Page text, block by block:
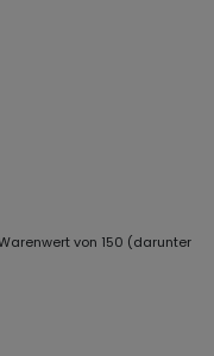
von 150 (darunter